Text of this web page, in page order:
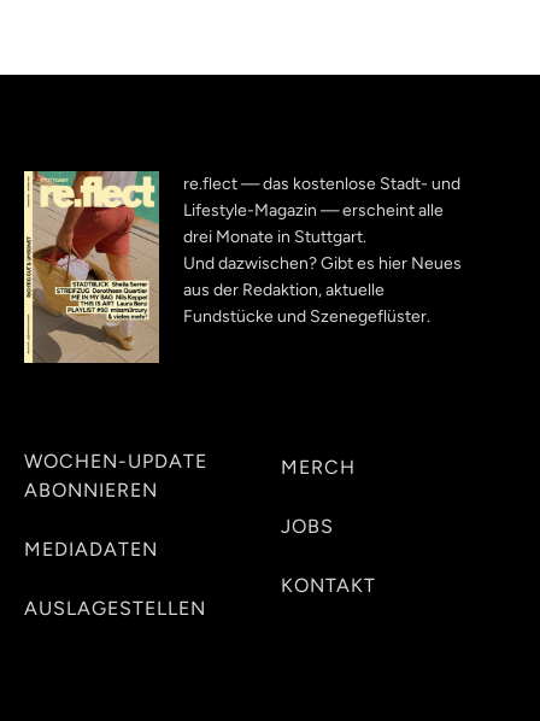
re.flect — das kostenlose Stadt- und
Lifestyle-Magazin — erscheint alle
drei Monate in Stuttgart.
Und dazwischen? Gibt es hier Neues
aus der Redaktion, aktuelle
Fundstücke und Szenegeflüster.
WOCHEN-UPDATE
ABONNIEREN
MEDIADATEN
AUSLAGESTELLEN
MERCH
JOBS
KONTAKT